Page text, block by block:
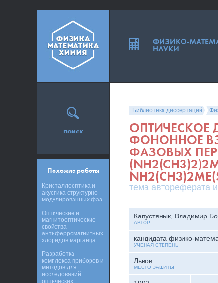
Библиотека диссертаций
ОПТИЧЕСКОЕ
ФОНОННОЕ
ФАЗОВЫХ
тема автореферата
Капустянык, Владимир
АВТОР
кандидата физико-
УЧЕНАЯ СТЕПЕНЬ
Львов
МЕСТО ЗАЩИТЫ
поиск
Похожие работы
Кристаллооптика и
акустика структурно-
модулированных фаз
Оптические и
магнитооптические
свойства
антиферромагнитных
хлоридов марганца
Разработка
комплекса приборов и
методов для
исследований
оптических
ФИЗИКО-
НАУКИ